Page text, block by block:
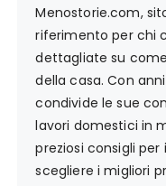
Menostorie.com,
riferimento per chi
dettagliate su
della casa. Con
condivide le sue
lavori domestici in
preziosi consigli
scegliere i migliori